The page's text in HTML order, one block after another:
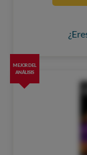
MEJOR DEL
ANÁLISIS